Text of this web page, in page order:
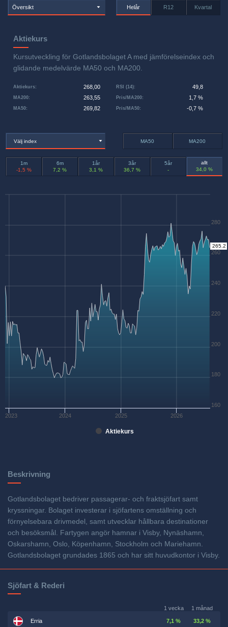
Översikt Helår R12 Kvartal
Aktiekurs
Kursutveckling för Gotlandsbolaget A med jämförelseindex och
glidande medelvärde MA50 och MA200.
Aktiekurs: 268,00
MA50: 269,82
MA200: 263,55 Pris/MA200: 1,7 %
RSI (14): 49,8
Pris/MA50: -0,7 %
Välj index MA50 MA200
1m
-1,5 %
6m
7,2 %
1år
3,1 %
3år
36,7 %
5år
-
allt
34,0 %
Aktiekurs
2023 2024 2025 2026
160
180
200
220
240
260
280
265.2
Beskrivning
Gotlandsbolaget bedriver passagerar- och fraktsjöfart samt
kryssningar. Bolaget investerar i sjöfartens omställning och
förnyelsebara drivmedel, samt utvecklar hållbara destinationer
och besöksmål. Fartygen angör hamnar i Visby, Nynäshamn,
Oskarshamn, Oslo, Köpenhamn, Stockholm och Mariehamn.
Gotlandsbolaget grundades 1865 och har sitt huvudkontor i Visby.
Sjöfart & Rederi
1 vecka 1 månad
Erria 7,1 % 33,2 %